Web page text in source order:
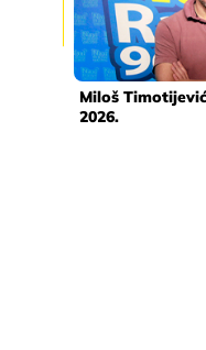
Miloš
2026.